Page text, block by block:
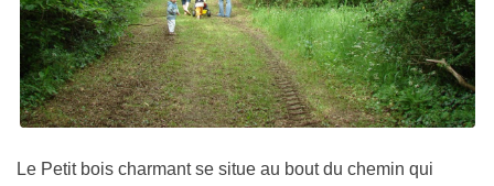
Le Petit bois charmant se situe au bout du chemin qui